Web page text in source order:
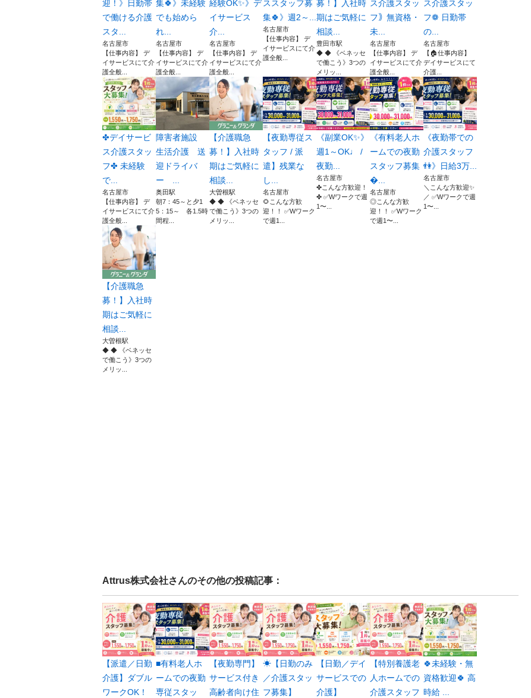
迎！》日勤帯
で働ける介護
スタ...
名古屋市
【仕事内容】 デ
イサービスにて介
護全般...
集🍀》未経験
でも始めら
れ...
名古屋市
【仕事内容】 デ
イサービスにて介
護全般...
経験OK✨》デ
イサービス
介...
名古屋市
【仕事内容】 デ
イサービスにて介
護全般...
ススタッフ募
集🍀》週2～...
名古屋市
【仕事内容】 デ
イサービスにて介
護全般...
募！】入社時
期はご気軽に
相談...
豊田市駅
◆ ◆ 《ベネッセ
で働こう》3つの
メリッ...
ス介護スタッ
フ｠無資格・
未...
名古屋市
【仕事内容】 デ
イサービスにて介
護全般...
ス介護スタッ
フ❁ 日勤帯
の...
名古屋市
【🏠仕事内容】
デイサービスにて
介護...
✤デイサービ
ス介護スタッ
フ✤ 未経験
で...
名古屋市
【仕事内容】 デ
イサービスにて介
護全般...
障害者施設
生活介護 送
迎ドライバ
ー ...
奥田駅
朝7：45～と夕1
5：15～ 各1.5時
間程...
【介護職急
募！】入社時
期はご気軽に
相談...
大曽根駅
◆ ◆ 《ベネッセ
で働こう》3つの
メリッ...
【夜勤専従ス
タッフ / 派
遣】残業な
し...
名古屋市
🌻こんな方歓
迎！！ ✅Wワーク
で週1...
《副業OK✨》
週1～OK♩ /
夜勤...
名古屋市
✤こんな方歓迎！
✤ ✅Wワークで週
1〜...
《有料老人ホ
ームでの夜勤
スタッフ募集
...
名古屋市
◎こんな方歓
迎！！ ✅Wワーク
で週1〜...
《夜勤帯での
介護スタッフ
👫》日給3万...
名古屋市
＼こんな方歓迎✨
／ ✅Wワークで週
1〜...
【介護職急
募！】入社時
期はご気軽に
相談...
大曽根駅
◆ ◆ 《ベネッセ
で働こう》3つの
メリッ...
Attrus株式会社さんのその他の投稿記事：
【派遣／日勤
介護】ダブル
ワークOK！
■有料老人ホ
ームでの夜勤
専従スタッ
【夜勤専門】
サービス付き
高齢者向け住
☀【日勤のみ
／介護スタッ
フ募集】
【日勤／デイ
サービスでの
介護】
【特別養護老
人ホームでの
介護スタッフ
🍀未経験・無
資格歓迎🍀 高
時給 ...